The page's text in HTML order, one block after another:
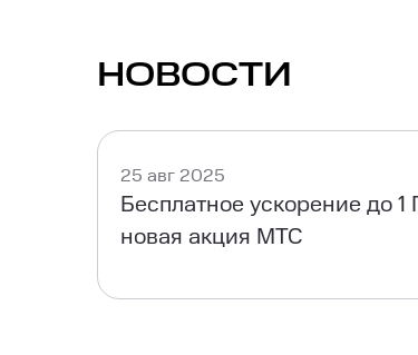
НОВОСТИ
25 авг 2025
Бесплатное ускорение до 1
новая акция МТС